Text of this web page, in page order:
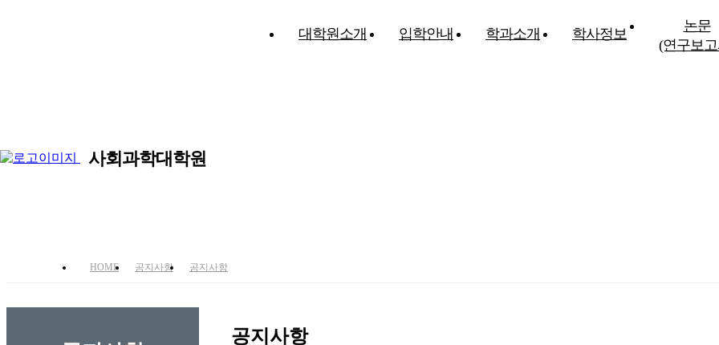
사회과학대학원
대학원소개 입학안내 학과소개 학사정보
논문
(연구보
HOME 공지사항 공지사항
공지사항